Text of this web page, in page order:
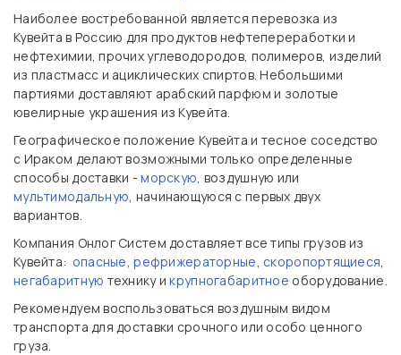
Наиболее востребованной является перевозка из
Кувейта в Россию для продуктов нефтепереработки и
нефтехимии, прочих углеводородов, полимеров, изделий
из пластмасс и ациклических спиртов. Небольшими
партиями доставляют арабский парфюм и золотые
ювелирные украшения из Кувейта.
Географическое положение Кувейта и тесное соседство
с Ираком делают возможными только определенные
способы доставки -морскую, воздушную или
мультимодальную, начинающуюся с первых двух
вариантов.
Компания Онлог Систем доставляет все типы грузов из
Кувейта: опасные,рефрижераторные, скоропортящиеся,
негабаритную технику икрупногабаритное оборудование.
Рекомендуем воспользоваться воздушным видом
транспорта для доставки срочного или особо ценного
груза.